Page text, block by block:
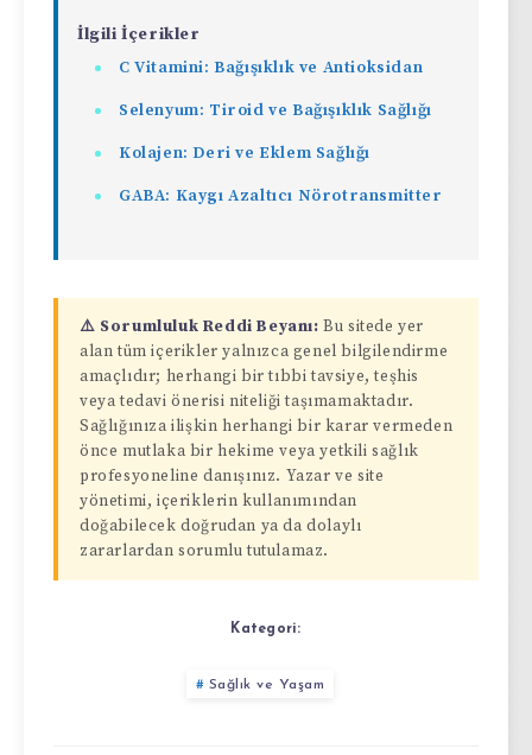
İlgili İçerikler
C Vitamini: Bağışıklık ve Antioksidan
Selenyum: Tiroid ve Bağışıklık Sağlığı
Kolajen: Deri ve Eklem Sağlığı
GABA: Kaygı Azaltıcı Nörotransmitter
⚠️ Sorumluluk Reddi Beyanı: Bu sitede yer
alan tüm içerikler yalnızca genel bilgilendirme
amaçlıdır; herhangi bir tıbbi tavsiye, teşhis
veya tedavi önerisi niteliği taşımamaktadır.
Sağlığınıza ilişkin herhangi bir karar vermeden
önce mutlaka bir hekime veya yetkili sağlık
profesyoneline danışınız. Yazar ve site
yönetimi, içeriklerin kullanımından
doğabilecek doğrudan ya da dolaylı
zararlardan sorumlu tutulamaz.
Kategori:
Sağlık ve Yaşam